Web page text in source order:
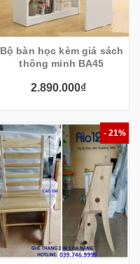
Bộ bàn học kèm giá sách
thông minh BA45
2.890.000₫
- 21%